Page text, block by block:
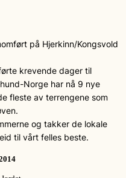
på Hjerkinn/Kongsvold
krevende dager til
Norge har nå 9 nye
fleste av terrengene som
og takker de lokale
til vårt felles beste.